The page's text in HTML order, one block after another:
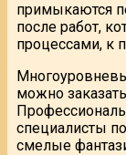
примыкаются
после работ,
процессами, к
можно
специалисты
смелые